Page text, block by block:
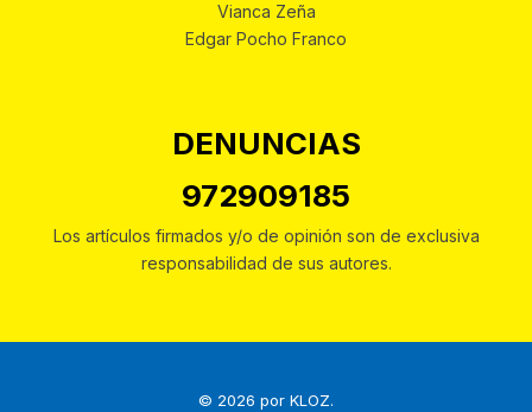
Vianca Zeña
Edgar Pocho Franco
DENUNCIAS
972909185
Los artículos firmados y/o de opinión son de exclusiva
responsabilidad de sus autores.
© 2026 por KLOZ.